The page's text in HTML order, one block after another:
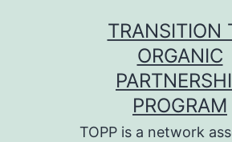
TRANSITION
ORGANIC
PROGRAM
TOPP is a network